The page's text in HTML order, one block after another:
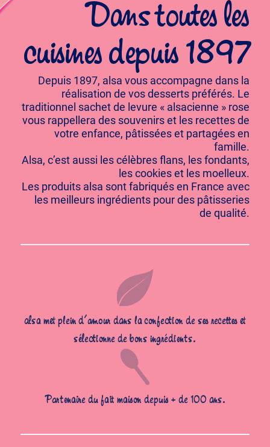
alsa met plein d’amour dans la confection de ses recettes et
sélectionne de bons ingrédients.
Partenaire du fait maison depuis + de 100 ans.
Dans toutes les
cuisines depuis 1897
Depuis 1897, alsa vous accompagne dans la
réalisation de vos desserts préférés. Le
traditionnel sachet de levure « alsacienne » rose
vous rappellera des souvenirs et les recettes de
votre enfance, pâtissées et partagées en
famille.
Alsa, c’est aussi les célèbres flans, les fondants,
les cookies et les moelleux.
Les produits alsa sont fabriqués en France avec
les meilleurs ingrédients pour des pâtisseries
de qualité.